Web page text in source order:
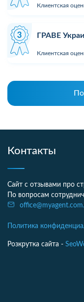
Клиентская
ГРАВЕ
Клиентская
Контакты
Сайт с отзывами про
По вопросам
Политика
Розкрутка сайта -